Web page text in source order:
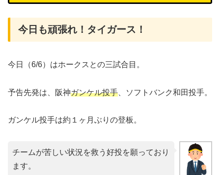
今日も頑張れ！タイガース！
今日（6/6）はホークスとの三試合目。
予告先発は、阪神ガンケル投手 、ソフトバンク和田投手。
ガンケル投手は約１ヶ月ぶりの登板。
チームが苦しい状況を救う好投を願っており
ます。